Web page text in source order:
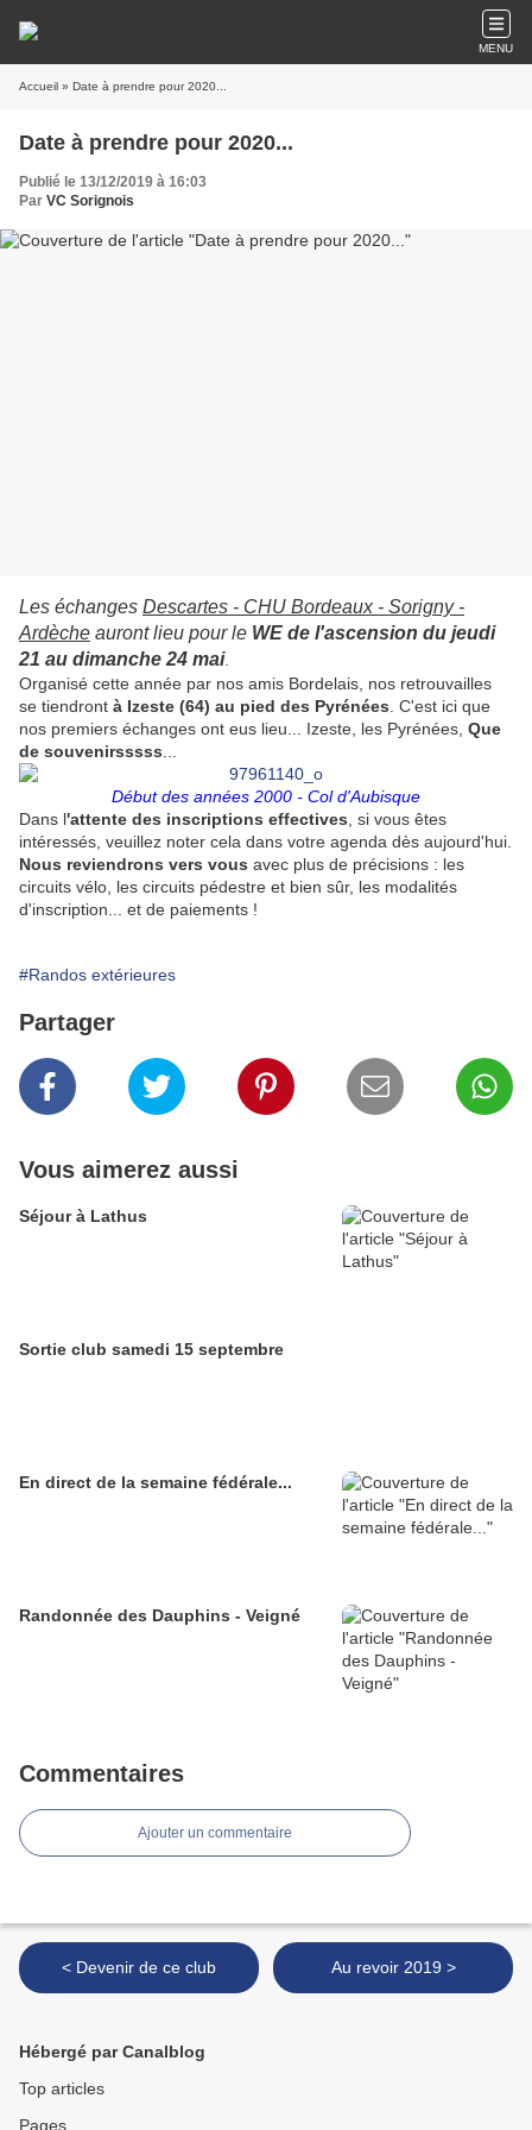
MENU
Accueil » Date à prendre pour 2020...
Date à prendre pour 2020...
Publié le 13/12/2019 à 16:03
Par VC Sorignois
Les échanges Descartes - CHU Bordeaux - Sorigny -
Ardèche auront lieu pour le WE de l'ascension du jeudi
21 au dimanche 24 mai.
Organisé cette année par nos amis Bordelais, nos retrouvailles
se tiendront à Izeste (64) au pied des Pyrénées . C'est ici que
nos premiers échanges ont eus lieu... Izeste, les Pyrénées, Que
de souvenirsssss
Début des années 2000 - Col d'Aubisque
Dans l'attente des inscriptions effectives , si vous êtes
intéressés, veuillez noter cela dans votre agenda dès aujourd'hui.
Nous reviendrons vers vous avec plus de précisions : les
circuits vélo, les circuits pédestre et bien sûr, les modalités
d'inscription... et de paiements !
#Randos extérieures
Partager
Vous aimerez aussi
Séjour à Lathus
Sortie club samedi 15 septembre
En direct de la semaine fédérale...
Randonnée des Dauphins - Veigné
Commentaires
Ajouter un commentaire
< Devenir de ce club Au revoir 2019 >
Hébergé par Canalblog
Top articles
Pages